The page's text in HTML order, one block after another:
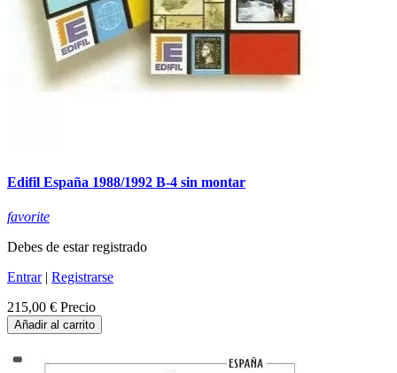
Edifil España 1988/1992 B-4 sin montar
favorite
Debes de estar registrado
Entrar| Registrarse
215,00 € Precio
Añadir al carrito